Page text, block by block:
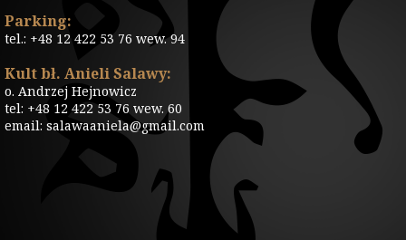
Parking:
tel.: +48 12 422 53 76 wew. 94
Kult bł. Anieli Salawy:
o. Andrzej Hejnowicz
tel: +48 12 422 53 76 wew. 60
email: salawaaniela@gmail.com